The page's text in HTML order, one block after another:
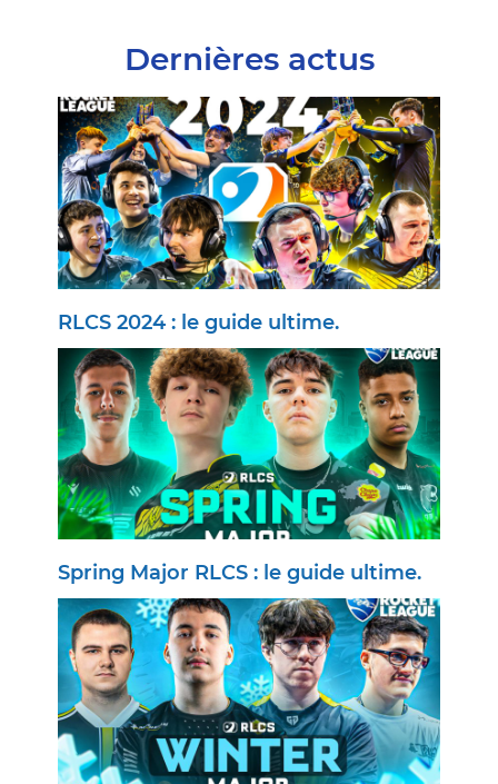
Dernières actus
RLCS 2024 : le guide ultime.
Spring Major RLCS : le guide ultime.